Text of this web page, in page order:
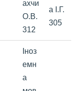
ахчи
О.В.
312
а І.Г.
305
Іноз
емн
а